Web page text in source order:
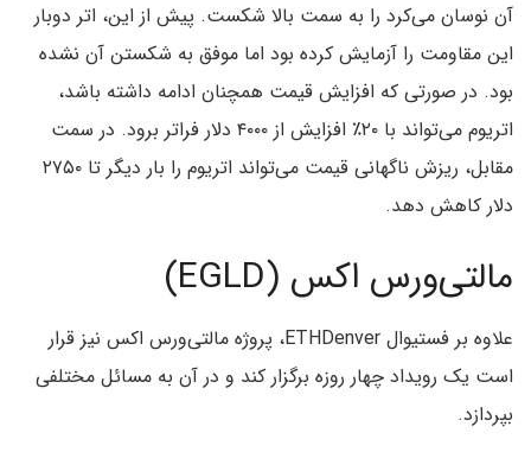
آن نوسان می‌کرد را به سمت بالا شکست. پیش از این، اتر دوبار
این مقاومت را آزمایش کرده بود اما موفق به شکستن آن نشده
بود. در صورتی که افزایش قیمت همچنان ادامه داشته باشد،
اتریوم می‌تواند با ۲۰٪ افزایش از ۴۰۰۰ دلار فراتر برود. در سمت
مقابل، ریزش ناگهانی قیمت می‌تواند اتریوم را بار دیگر تا ۲۷۵۰
دلار کاهش دهد.
مالتی‌ورس اکس (EGLD)
علاوه بر فستیوال ETHDenver، پروژه مالتی‌ورس اکس نیز قرار
است یک رویداد چهار روزه برگزار کند و در آن به مسائل مختلفی
بپردازد.